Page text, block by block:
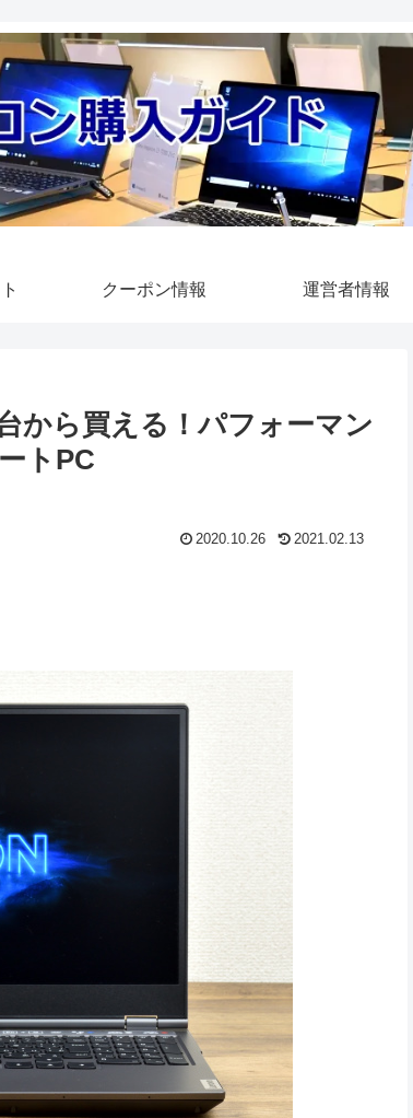
クーポン情報 運営者情報
から買える！パフォーマン
トPC
2020.10.26 2021.02.13